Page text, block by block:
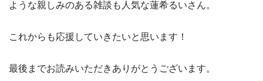
ような親しみのある雑談も人気な蓮希るいさん。
これからも応援していきたいと思います！
最後までお読みいただきありがとうございます。